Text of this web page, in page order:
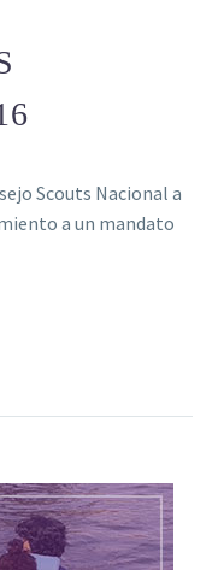
Scouts Nacional a
a un mandato